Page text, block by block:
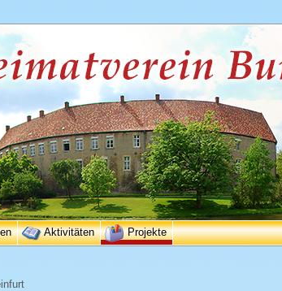
Aktivitäten Projekte